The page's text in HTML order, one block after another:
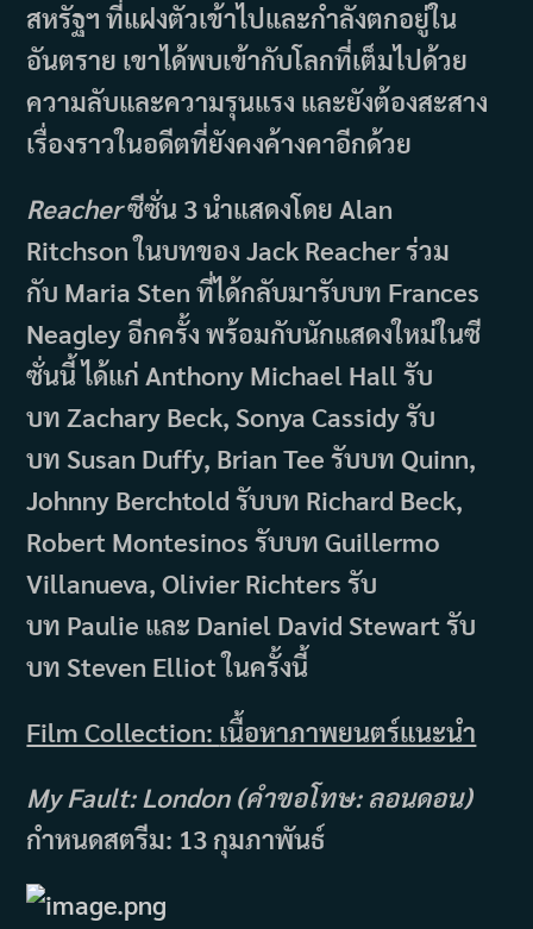
สหรัฐฯ ที่แฝงตัวเข้าไปและกำลังตกอยู่ใน
อันตราย เขาได้พบเข้ากับโลกที่เต็มไปด้วย
ความลับและความรุนแรง และยังต้องสะสาง
เรื่องราวในอดีตที่ยังคงค้างคาอีกด้วย
Reacherซีซั่น 3 นำแสดงโดย Alan
Ritchson ในบทของ Jack Reacher ร่วม
กับ Maria Sten ที่ได้กลับมารับบท Frances
Neagley อีกครั้ง พร้อมกับนักแสดงใหม่ในซี
ซั่นนี้ ได้แก่ Anthony Michael Hall รับ
บท Zachary Beck, Sonya Cassidy รับ
บท Susan Duffy, Brian Tee รับบท Quinn,
Johnny Berchtold รับบท Richard Beck,
Robert Montesinos รับบท Guillermo
Villanueva, Olivier Richters รับ
บท Paulie และ Daniel David Stewart รับ
บท Steven Elliot ในครั้งนี้
Film Collection: เนื้อหาภาพยนตร์แนะนำ
My Fault: London (คำขอโทษ: ลอนดอน)
กำหนดสตรีม: 13 กุมภาพันธ์